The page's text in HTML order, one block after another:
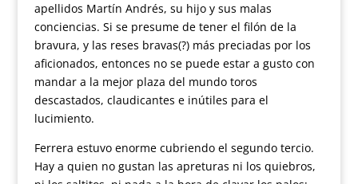
apellidos Martín Andrés, su hijo y sus malas
conciencias. Si se presume de tener el filón de la
bravura, y las reses bravas(?) más preciadas por los
aficionados, entonces no se puede estar a gusto con
mandar a la mejor plaza del mundo toros
descastados, claudicantes e inútiles para el
lucimiento.
Ferrera estuvo enorme cubriendo el segundo tercio.
Hay a quien no gustan las apreturas ni los quiebros,